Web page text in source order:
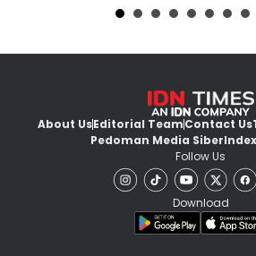
About UsEditorial TeamContact Us
Pedoman Media Siber
Follow Us
Download